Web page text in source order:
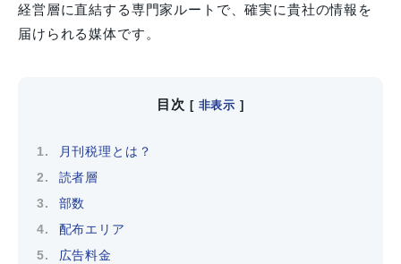
経営層に直結する専門家ルートで、確実に貴社の情報を
届けられる媒体です。
目次 [ 非表示 ]
月刊税理とは？
読者層
部数
配布エリア
広告料金